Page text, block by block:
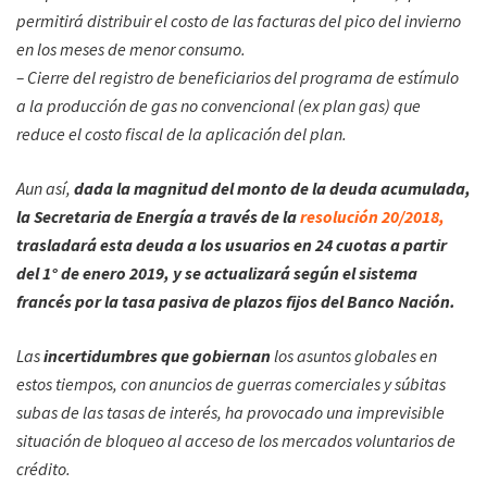
permitirá distribuir el costo de las facturas del pico del invierno
en los meses de menor consumo.
– Cierre del registro de beneficiarios del programa de estímulo
a la producción de gas no convencional (ex plan gas) que
reduce el costo fiscal de la aplicación del plan.
Aun así, dada la magnitud del monto de la deuda acumulada,
la Secretaria de Energía a través de laresolución 20/2018,
trasladará esta deuda a los usuarios en 24 cuotas a partir
del 1° de enero 2019, y se actualizará según el sistema
francés por la tasa pasiva de plazos fijos del Banco Nación.
Lasincertidumbres que gobiernanlos asuntos globales en
estos tiempos, con anuncios de guerras comerciales y súbitas
subas de las tasas de interés, ha provocado una imprevisible
situación de bloqueo al acceso de los mercados voluntarios de
crédito.